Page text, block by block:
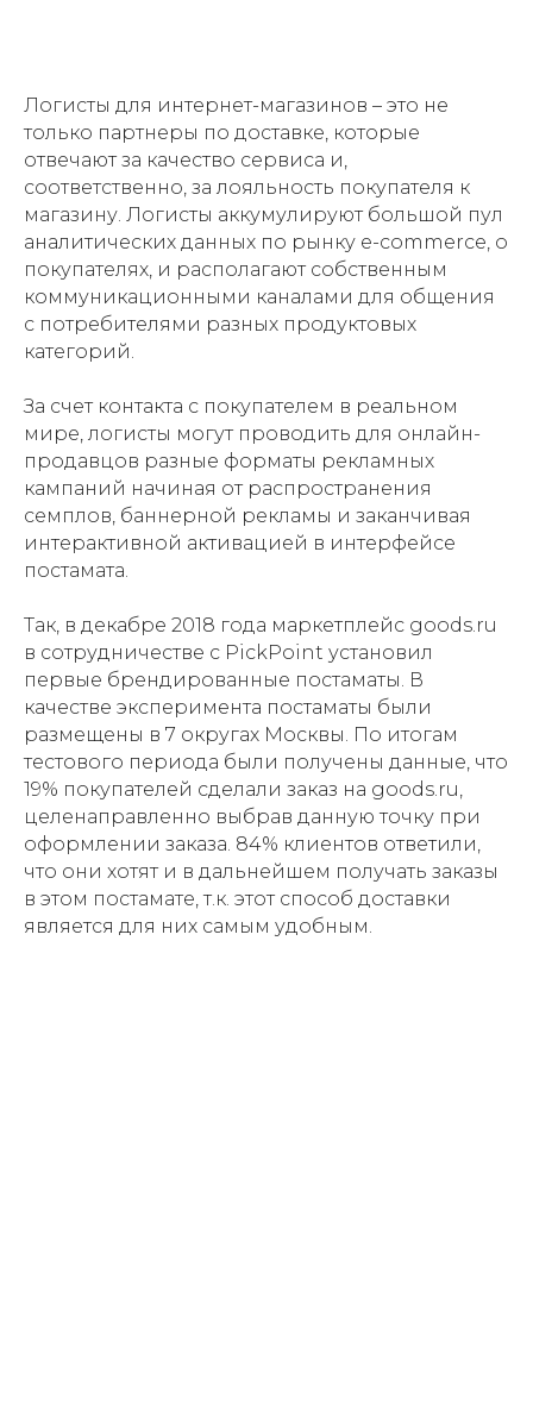
Логисты для интернет-магазинов – это не
только партнеры по доставке, которые
отвечают за качество сервиса и,
соответственно, за лояльность покупателя к
магазину. Логисты аккумулируют большой пул
аналитических данных по рынку e-commerce, о
покупателях, и располагают собственным
коммуникационными каналами для общения
с потребителями разных продуктовых
категорий.
За счет контакта с покупателем в реальном
мире, логисты могут проводить для онлайн-
продавцов разные форматы рекламных
кампаний начиная от распространения
семплов, баннерной рекламы и заканчивая
интерактивной активацией в интерфейсе
постамата.
Так, в декабре 2018 года маркетплейс goods.ru
в сотрудничестве с PickPoint установил
первые брендированные постаматы. В
качестве эксперимента постаматы были
размещены в 7 округах Москвы. По итогам
тестового периода были получены данные, что
19% покупателей сделали заказ на goods.ru,
целенаправленно выбрав данную точку при
оформлении заказа. 84% клиентов ответили,
что они хотят и в дальнейшем получать заказы
в этом постамате, т.к. этот способ доставки
является для них самым удобным.